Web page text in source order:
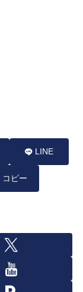
LINE
コピー